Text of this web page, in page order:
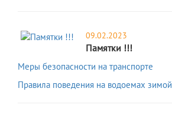
09.02.2023
Памятки !!!
Меры безопасности на транспорте
Правила поведения на водоемах зимой